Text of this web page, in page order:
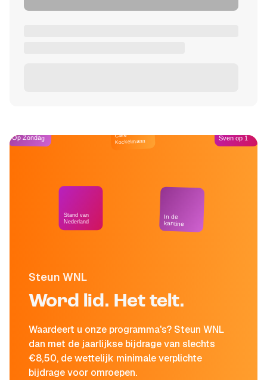
Steun WNL
Word lid. Het telt.
Waardeert u onze programma's? Steun WNL
dan met de jaarlijkse bijdrage van slechts
€8,50, de wettelijk minimale verplichte
bijdrage voor omroepen.
Op Zondag
Stand van
Nederland
Café
Kockelmann
In de
kantine
Sven op 1